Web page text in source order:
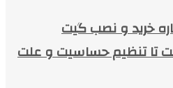
خرید و نصب گیت
تا تنظیم حساسیت و علت